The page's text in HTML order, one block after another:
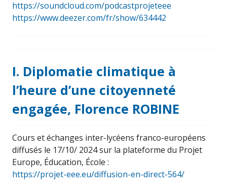
https://soundcloud.com/podcastprojeteee
https://www.deezer.com/fr/show/634442
I. Diplomatie climatique à
l’heure d’une citoyenneté
engagée, Florence ROBINE
Cours et échanges inter-lycéens franco-européens
diffusés le 17/10/ 2024 sur la plateforme du Projet
Europe, Éducation, École :
https://projet-eee.eu/diffusion-en-direct-564/